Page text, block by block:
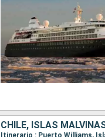
CHILE, ISLAS